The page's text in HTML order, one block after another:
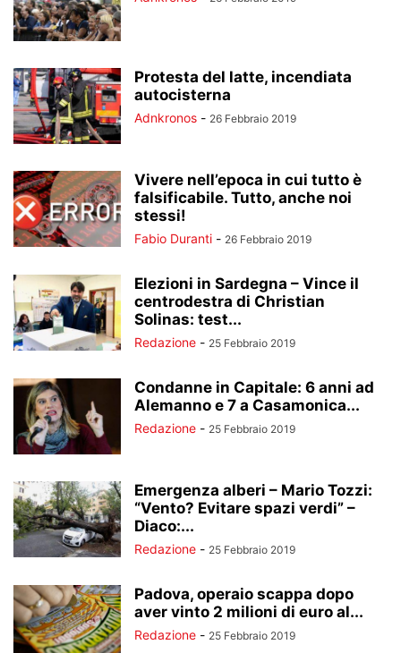
Protesta del latte, incendiata
autocisterna
Adnkronos - 26 Febbraio 2019
Vivere nell’epoca in cui tutto è
falsificabile. Tutto, anche noi
stessi!
Fabio Duranti - 26 Febbraio 2019
Elezioni in Sardegna – Vince il
centrodestra di Christian
Solinas: test...
Redazione - 25 Febbraio 2019
Condanne in Capitale: 6 anni ad
Alemanno e 7 a Casamonica...
Redazione - 25 Febbraio 2019
Emergenza alberi – Mario Tozzi:
“Vento? Evitare spazi verdi” –
Diaco:...
Redazione - 25 Febbraio 2019
Padova, operaio scappa dopo
aver vinto 2 milioni di euro al...
Redazione - 25 Febbraio 2019